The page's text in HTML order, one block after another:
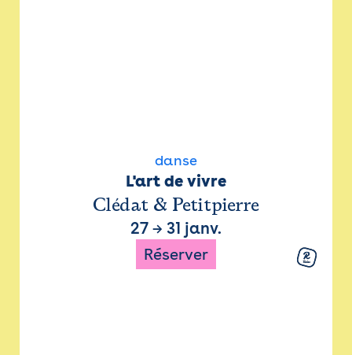
danse
L'art de vivre
Clédat & Petitpierre
27 → 31 janv.
Réserver